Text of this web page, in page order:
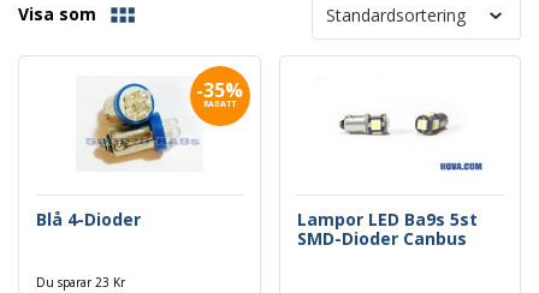
Visa som
-35%
RABATT
Blå 4-Dioder
Du sparar 23 Kr
Lampor LED Ba9s 5st
SMD-Dioder Canbus